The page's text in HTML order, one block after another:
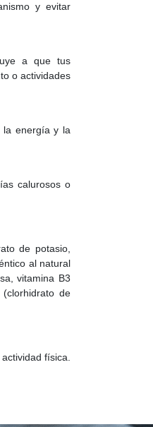
y evitar
a que tus
o actividades
la energía y la
calurosos o
de potasio,
al natural
vitamina B3
de
física.